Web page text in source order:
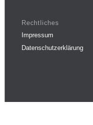
Rechtliches
Impressum
Datenschutzerklärung